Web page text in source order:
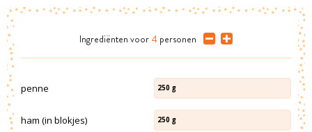
Ingrediënten voor 4 personen
penne 250 g
ham (in blokjes) 250 g